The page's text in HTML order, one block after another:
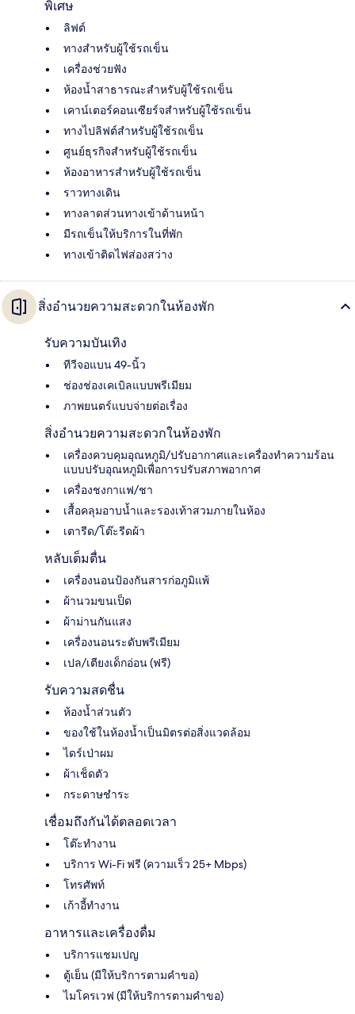
พิเศษ
ลิฟต์
ทางสำหรับผู้ใช้รถเข็น
เครื่องช่วยฟัง
ห้องน้ำสาธารณะสำหรับผู้ใช้รถเข็น
เคาน์เตอร์คอนเซียร์จสำหรับผู้ใช้รถเข็น
ทางไปลิฟต์สำหรับผู้ใช้รถเข็น
ศูนย์ธุรกิจสำหรับผู้ใช้รถเข็น
ห้องอาหารสำหรับผู้ใช้รถเข็น
ราวทางเดิน
ทางลาดส่วนทางเข้าด้านหน้า
มีรถเข็นให้บริการในที่พัก
ทางเข้าติดไฟส่องสว่าง
สิ่งอำนวยความสะดวกในห้องพัก
รับความบันเทิง
ทีวีจอแบน 49-นิ้ว
ช่องช่องเคเบิลแบบพรีเมียม
ภาพยนตร์แบบจ่ายต่อเรื่อง
สิ่งอำนวยความสะดวกในห้องพัก
เครื่องควบคุมอุณหภูมิ/ปรับอากาศและเครื่องทำความร้อน
แบบปรับอุณหภูมิเพื่อการปรับสภาพอากาศ
เครื่องชงกาแฟ/ชา
เสื้อคลุมอาบน้ำและรองเท้าสวมภายในห้อง
เตารีด/โต๊ะรีดผ้า
หลับเต็มตื่น
เครื่องนอนป้องกันสารก่อภูมิแพ้
ผ้านวมขนเป็ด
ผ้าม่านกันแสง
เครื่องนอนระดับพรีเมียม
เปล/เตียงเด็กอ่อน (ฟรี)
รับความสดชื่น
ห้องน้ำส่วนตัว
ของใช้ในห้องน้ำเป็นมิตรต่อสิ่งแวดล้อม
ไดร์เป่าผม
ผ้าเช็ดตัว
กระดาษชำระ
เชื่อมถึงกันได้ตลอดเวลา
โต๊ะทำงาน
บริการ Wi-Fi ฟรี (ความเร็ว 25+ Mbps)
โทรศัพท์
เก้าอี้ทำงาน
อาหารและเครื่องดื่ม
บริการแชมเปญ
ตู้เย็น (มีให้บริการตามคำขอ)
ไมโครเวฟ (มีให้บริการตามคำขอ)